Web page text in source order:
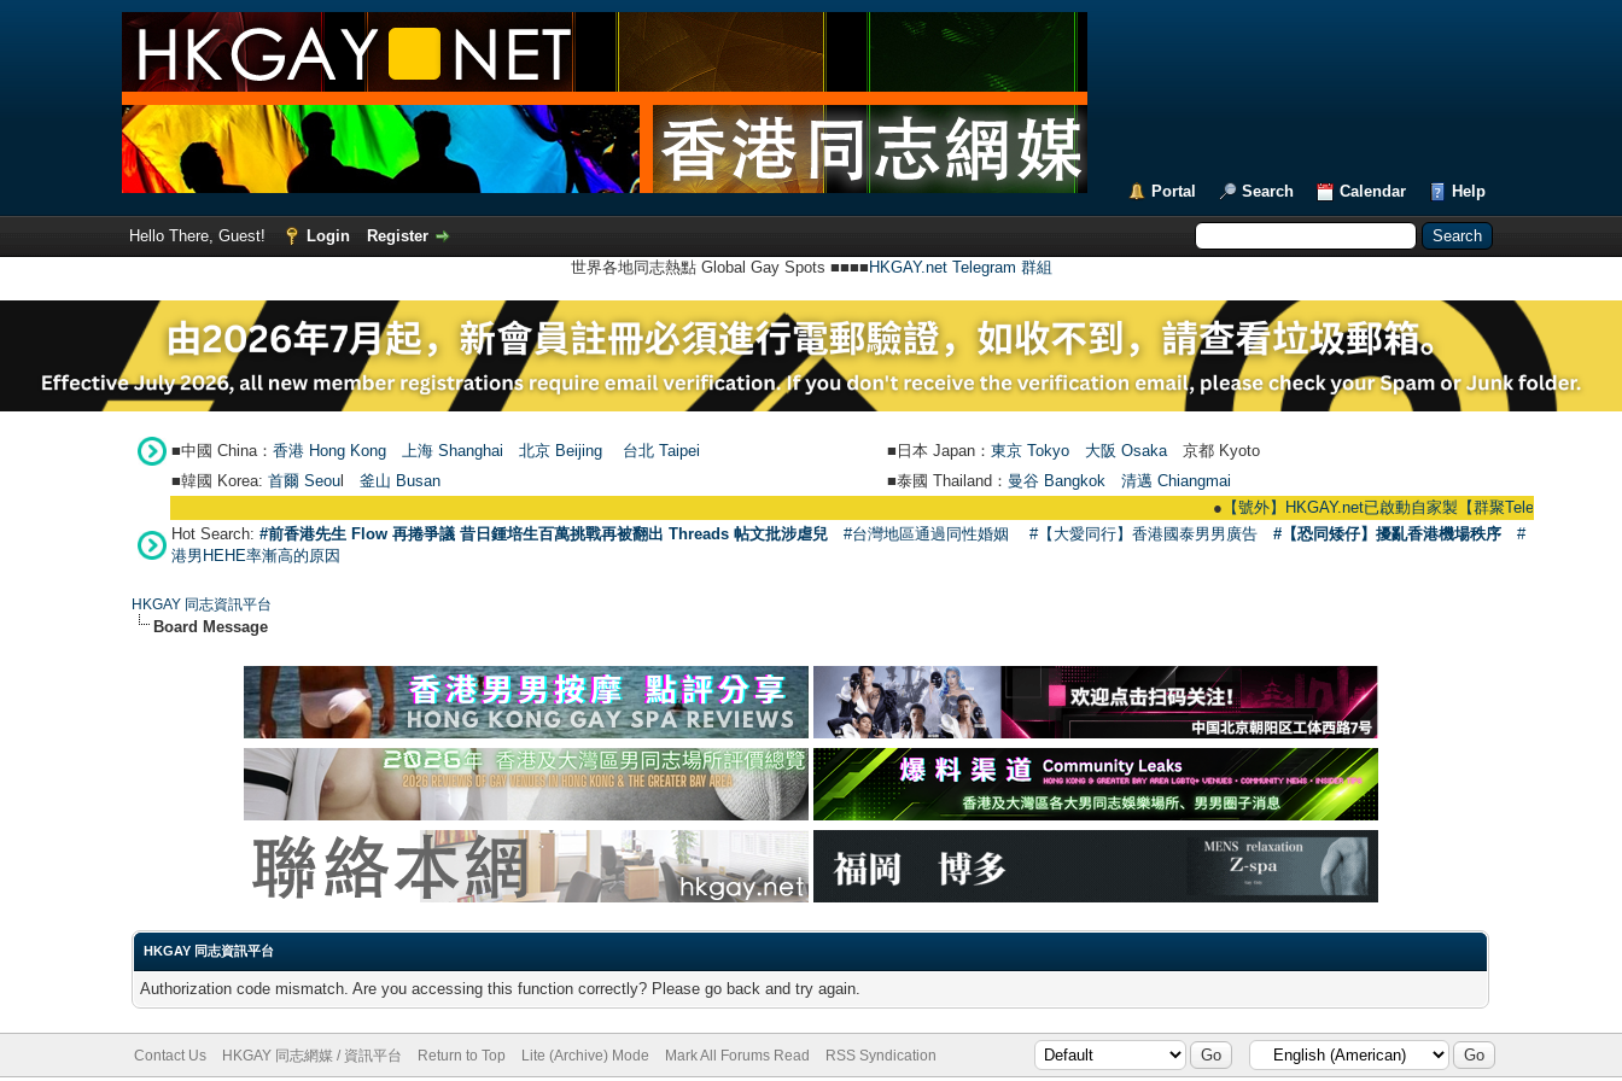
Portal Search Calendar Help
Hello There, Guest! Login
Register
世界各地同志熱點 Global Gay Spots ■■■■ HKGAY.net Telegram 群組
■中國 China： 香港 Hong Kong 上海 Shanghai 北京 Beijing 台北 Taipei ■日本 Japan： 東京 Tokyo 大阪 Osaka 京都 Kyoto
■韓國 Korea: 首爾 Seou 釜山 Busan ■泰國 Thailand： 曼谷 Bangkok
清邁 Chiangmai
【號外】HKGAY.net已啟動自家製【群聚Telegram群組】
Hot Search: #前香港先生 Flow 再捲爭議 昔日鍾培生百萬挑戰再被翻出 Threads 帖文批涉虐兒 #台灣地區通過同性婚姻 #【大愛同行】香港國泰男男廣告 #【恐同矮仔】擾亂香港機場秩序
#
港男HEHE率漸高的原因
HKGAY 同志資訊平台
Board Message
HKGAY 同志資訊平台
Authorization code mismatch. Are you accessing this function correctly? Please go back and try again.
Contact Us HKGAY 同志網媒 / 資訊平台 Return to Top Lite (Archive) Mode Mark All Forums Read RSS Syndication